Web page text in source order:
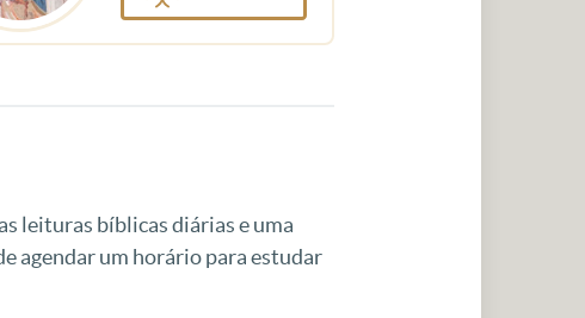
leituras bíblicas diárias e uma
agendar um horário para estudar